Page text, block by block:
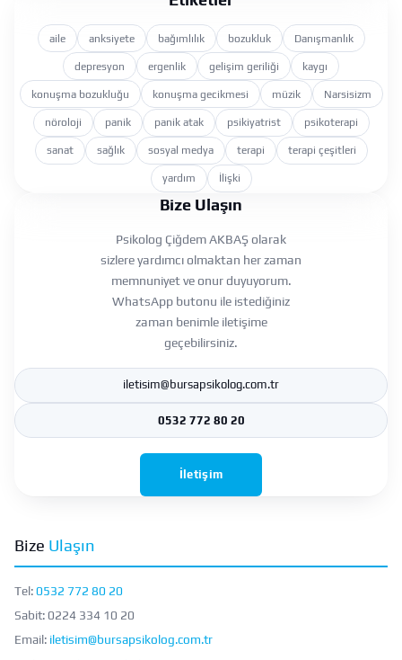
aile anksiyete bağımlılık bozukluk Danışmanlık
depresyon ergenlik gelişim geriliği kaygı
konuşma bozukluğu konuşma gecikmesi müzik Narsisizm
nöroloji panik panik atak psikiyatrist psikoterapi
sanat sağlık sosyal medya terapi terapi çeşitleri
yardım İlişki
Bize Ulaşın
Psikolog Çiğdem AKBAŞ olarak
sizlere yardımcı olmaktan her zaman
memnuniyet ve onur duyuyorum.
WhatsApp butonu ile istediğiniz
zaman benimle iletişime
geçebilirsiniz.
iletisim@bursapsikolog.com.tr
0532 772 80 20
İletişim
Bize Ulaşın
Tel:0532 772 80 20
Sabit:0224 334 10 20
Email: iletisim@bursapsikolog.com.tr